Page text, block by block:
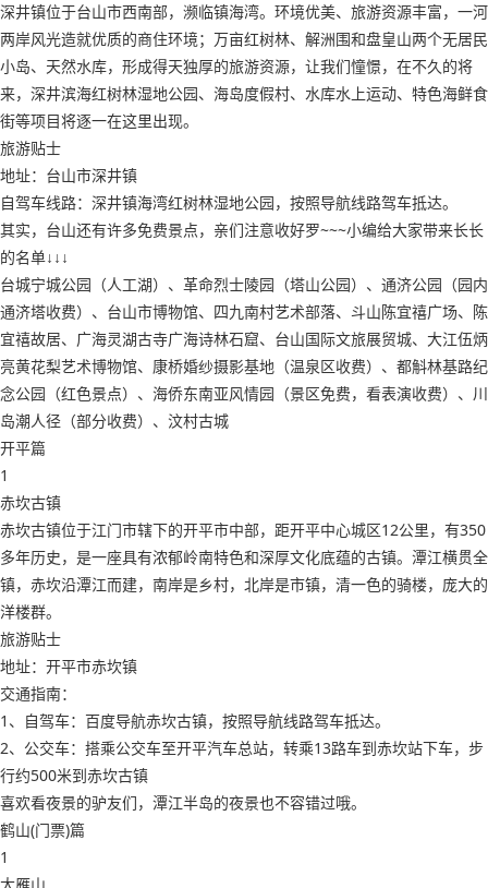
深井镇位于台山市西南部，濒临镇海湾。环境优美、旅游资源丰富，一河
两岸风光造就优质的商住环境；万亩红树林、解洲围和盘皇山两个无居民
小岛、天然水库，形成得天独厚的旅游资源，让我们憧憬，在不久的将
来，深井滨海红树林湿地公园、海岛度假村、水库水上运动、特色海鲜食
街等项目将逐一在这里出现。
旅游贴士
地址：台山市深井镇
自驾车线路：深井镇海湾红树林湿地公园，按照导航线路驾车抵达。
其实，台山还有许多免费景点，亲们注意收好罗~~~小编给大家带来长长
的名单↓↓↓
台城宁城公园（人工湖）、革命烈士陵园（塔山公园）、通济公园（园内
通济塔收费）、台山市博物馆、四九南村艺术部落、斗山陈宜禧广场、陈
宜禧故居、广海灵湖古寺广海诗林石窟、台山国际文旅展贸城、大江伍炳
亮黄花梨艺术博物馆、康桥婚纱摄影基地（温泉区收费）、都斛林基路纪
念公园（红色景点）、海侨东南亚风情园（景区免费，看表演收费）、川
岛潮人径（部分收费）、汶村古城
开平篇
1
赤坎古镇
赤坎古镇位于江门市辖下的开平市中部，距开平中心城区12公里，有350
多年历史，是一座具有浓郁岭南特色和深厚文化底蕴的古镇。潭江横贯全
镇，赤坎沿潭江而建，南岸是乡村，北岸是市镇，清一色的骑楼，庞大的
洋楼群。
旅游贴士
地址：开平市赤坎镇
交通指南：
1、自驾车：百度导航赤坎古镇，按照导航线路驾车抵达。
2、公交车：搭乘公交车至开平汽车总站，转乘13路车到赤坎站下车，步
行约500米到赤坎古镇
喜欢看夜景的驴友们，潭江半岛的夜景也不容错过哦。
鹤山(门票)篇
1